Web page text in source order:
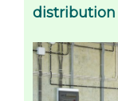
distribution